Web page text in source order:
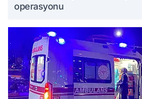
operasyonu